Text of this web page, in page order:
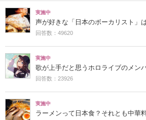
実施中
声が好きな「日本のボーカリスト」
回答数：49620
実施中
歌が上手だと思うホロライブのメン
回答数：23926
実施中
ラーメンって日本食？それとも中華